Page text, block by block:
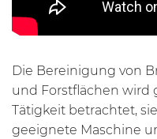
Die Bereinigung von
und Forstflächen wird
Tätigkeit betrachtet,
geeignete Maschine